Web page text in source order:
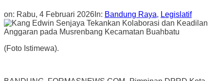
on: Rabu, 4 Februari 2026 In: Bandung Raya, Legislatif
(Foto Istimewa).